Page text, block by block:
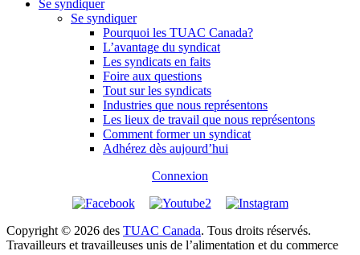
Se syndiquer
Se syndiquer
Pourquoi les TUAC Canada?
L’avantage du syndicat
Les syndicats en faits
Foire aux questions
Tout sur les syndicats
Industries que nous représentons
Les lieux de travail que nous représentons
Comment former un syndicat
Adhérez dès aujourd’hui
Connexion
Copyright © 2026 des TUAC Canada. Tous droits réservés.
Travailleurs et travailleuses unis de l’alimentation et du commerce